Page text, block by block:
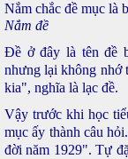
Nắm chắc đề mục là
Nắm đề
Đề ở đây là tên đề
nhưng lại không nhớ
kia", nghĩa là lạc đề.
Vậy trước khi học
mục ấy thành câu
đời năm 1929". Tự